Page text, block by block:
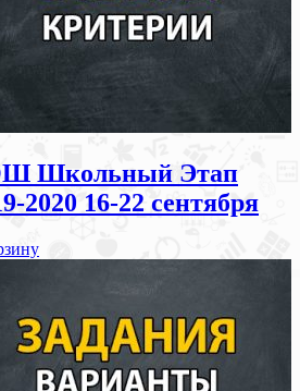
Школьный Этап
2020 16-22 сентября